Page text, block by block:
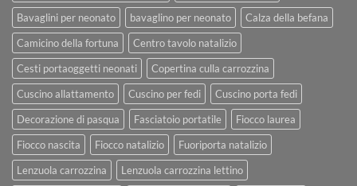
Bavaglini per neonato
bavaglino per neonato
Calza della befana
Camicino della fortuna
Centro tavolo natalizio
Cesti portaoggetti neonati
Copertina culla carrozzina
Cuscino allattamento
Cuscino per fedi
Cuscino porta fedi
Decorazione di pasqua
Fasciatoio portatile
Fiocco laurea
Fiocco nascita
Fiocco natalizio
Fuoriporta natalizio
Lenzuola carrozzina
Lenzuola carrozzina lettino